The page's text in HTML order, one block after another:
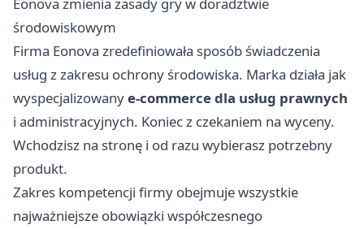
Eonova zmienia zasady gry w doradztwie
środowiskowym
Firma Eonova zredefiniowała sposób świadczenia
usług z zakresu ochrony środowiska. Marka działa jak
wyspecjalizowanye-commerce dla usług prawnych
i administracyjnych. Koniec z czekaniem na wyceny.
Wchodzisz na stronę i od razu wybierasz potrzebny
produkt.
Zakres kompetencji firmy obejmuje wszystkie
najważniejsze obowiązki współczesnego